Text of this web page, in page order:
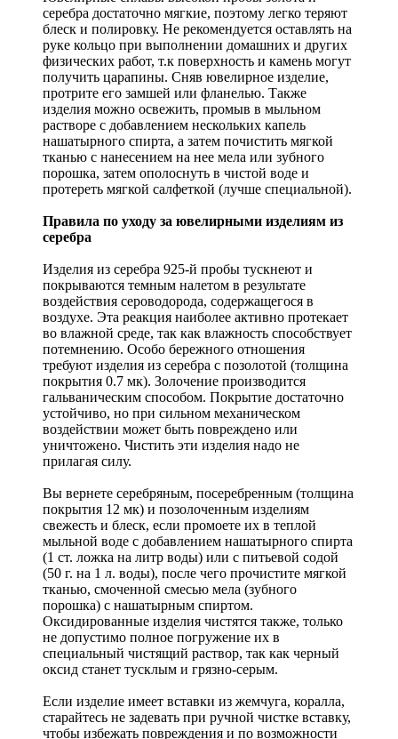
серебра достаточно мягкие, поэтому легко теряют
блеск и полировку. Не рекомендуется оставлять на
руке кольцо при выполнении домашних и других
физических работ, т.к поверхность и камень могут
получить царапины. Сняв ювелирное изделие,
протрите его замшей или фланелью. Также
изделия можно освежить, промыв в мыльном
растворе с добавлением нескольких капель
нашатырного спирта, а затем почистить мягкой
тканью с нанесением на нее мела или зубного
порошка, затем ополоснуть в чистой воде и
протереть мягкой салфеткой (лучше специальной).
Правила по уходу за ювелирными изделиям из
серебра
Изделия из серебра 925-й пробы тускнеют и
покрываются темным налетом в результате
воздействия сероводорода, содержащегося в
воздухе. Эта реакция наиболее активно протекает
во влажной среде, так как влажность способствует
потемнению. Особо бережного отношения
требуют изделия из серебра с позолотой (толщина
покрытия 0.7 мк). Золочение производится
гальваническим способом. Покрытие достаточно
устойчиво, но при сильном механическом
воздействии может быть повреждено или
уничтожено. Чистить эти изделия надо не
прилагая силу.
Вы вернете серебряным, посеребренным (толщина
покрытия 12 мк) и позолоченным изделиям
свежесть и блеск, если промоете их в теплой
мыльной воде с добавлением нашатырного спирта
(1 ст. ложка на литр воды) или с питьевой содой
(50 г. на 1 л. воды), после чего прочистите мягкой
тканью, смоченной смесью мела (зубного
порошка) с нашатырным спиртом.
Оксидированные изделия чистятся также, только
не допустимо полное погружение их в
специальный чистящий раствор, так как черный
оксид станет тусклым и грязно-серым.
Если изделие имеет вставки из жемчуга, коралла,
старайтесь не задевать при ручной чистке вставку,
чтобы избежать повреждения и по возможности